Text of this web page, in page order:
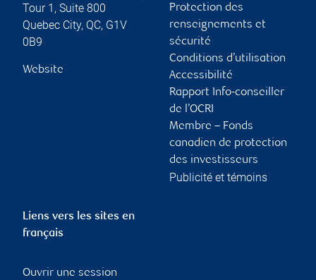
Tour 1, Suite 800
Quebec City, QC, G1V
0B9
Website
Protection des
renseignements et
sécurité
Conditions d’utilisation
Accessibilité
Rapport Info-conseiller
de l’OCRI
Membre – Fonds
canadien de protection
des investisseurs
Publicité et témoins
Liens vers les sites en
français
Ouvrir une session